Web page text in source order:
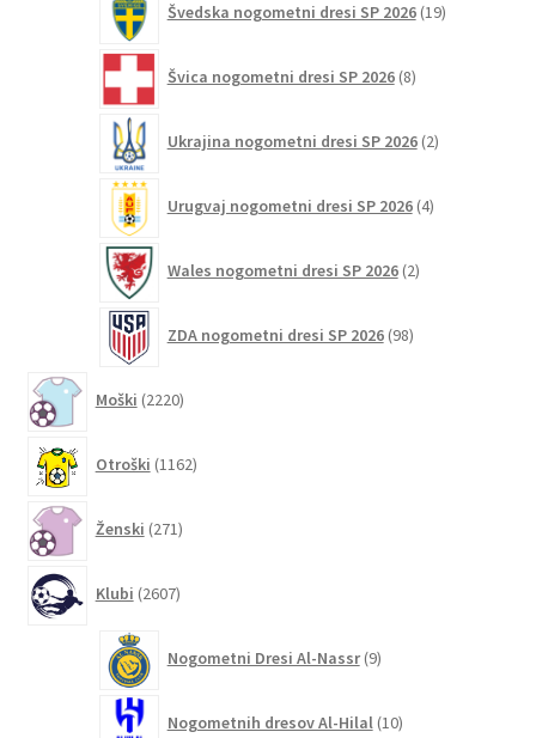
Švedska nogometni dresi SP 2026 19izdelkov
Švica nogometni dresi SP 2026 8izdelkov
Ukrajina nogometni dresi SP 2026 2izdelka
Urugvaj nogometni dresi SP 2026 4izdelki
Wales nogometni dresi SP 2026 2izdelka
ZDA nogometni dresi SP 2026 98izdelkov
Moški 2220izdelkov
Otroški 1162izdelkov
Ženski 271izdelkov
Klubi 2607izdelkov
Nogometni Dresi Al-Nassr 9izdelkov
Nogometnih dresov Al-Hilal 10izdelkov